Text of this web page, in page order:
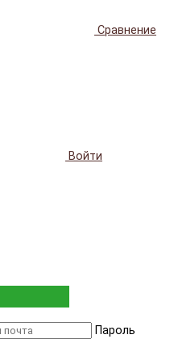
Сравнение
Войти
Пароль